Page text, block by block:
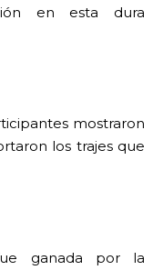
en esta dura
mostraron
los trajes que
ganada por la